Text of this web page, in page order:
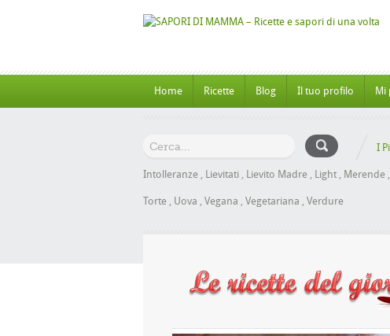
Home Ricette Blog Il tuo profilo Mi
I
Intolleranze , Lievitati , Lievito Madre , Light , Merende ,
Torte , Uova , Vegana , Vegetariana , Verdure